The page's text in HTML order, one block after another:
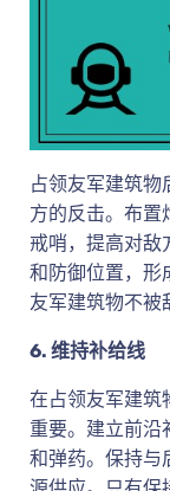
占领友军建筑物
方的反击。布置
戒哨，提高对敌
和防御位置，形
友军建筑物不被
6. 维持补给线
在占领友军建筑
重要。建立前沿
和弹药。保持与